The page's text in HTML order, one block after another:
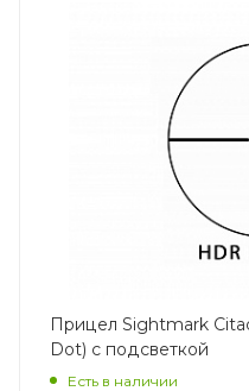
Прицел Sightmark
Dot) с подсветкой
Есть в наличии